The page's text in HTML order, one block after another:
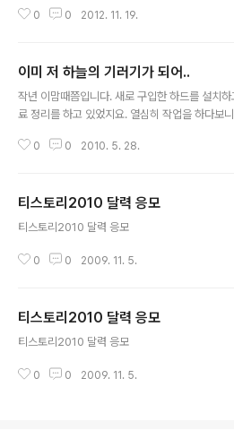
0 0 2012. 11. 19.
이미 저 하늘의 기러기가 되어..
작년 이맘때쯤입니다. 새로 구입한 하드를 설치
료 정리를 하고 있었지요. 열심히 작업을 하다보
"삭제하시겠습니까? 예!"를 누르고 있었습니다.
D 미디어들은 오랜시간 방치로 인하여 미디어의
다. 결국 자료의 일부는 복구(?) 하였지만 기러기
지 않고 머나먼 추억의 저편으로 사라져 버렸습
만 자리잡고 있네요...
0 0 2010. 5. 28.
티스토리2010 달력 응모
티스토리2010 달력 응모
0 0 2009. 11. 5.
티스토리2010 달력 응모
티스토리2010 달력 응모
0 0 2009. 11. 5.